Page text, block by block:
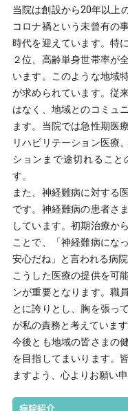
お問い合わせ
高知県高知
☎
午前（
午後（月
[受付 午前
当院は創設から20年以上
コロナ禍という未曾有の
時代を迎えています。特
２位、高齢単身世帯率が
います。このような地域
が求められています。従
はなく、地域とのコミュ
ます。当院では急性期医
リハビリテーション医療
ションまで途切れること
す。
また、神経難病に対する
です。神経難病の患者さ
しています。初期治療か
ことで、「神経難病にな
安心だね」と言われる病
こうした医療の提供を可
ンが重要となります。職
とに誇りとし、胸を張っ
が私の責務と考えています
今後とも地域の皆さまの
を目指してまいります。
ますよう、心よりお願い申
病院紹介